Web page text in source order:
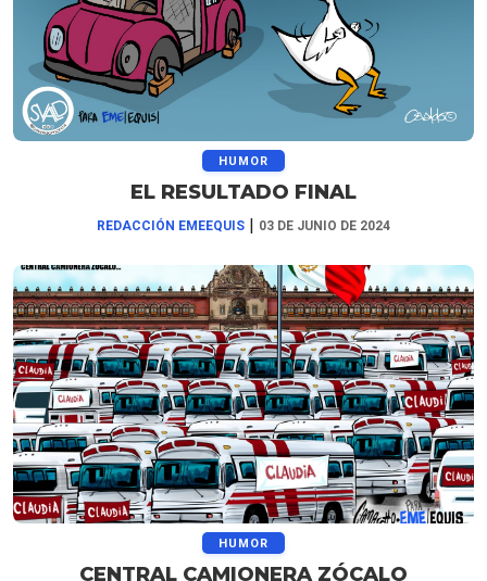
HUMOR
EL RESULTADO FINAL
REDACCIÓN EMEEQUIS | 03 DE JUNIO DE 2024
HUMOR
CENTRAL CAMIONERA ZÓCALO